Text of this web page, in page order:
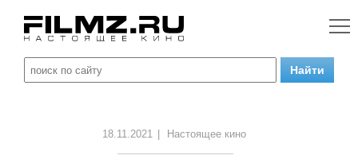
18.11.2021 Настоящее кино